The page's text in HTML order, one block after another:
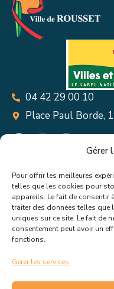
Gérer
Pour offrir les meilleures
telles que les cookies pour
appareils. Le fait de consentir
traiter des données telles que
uniques sur ce site. Le fait de
consentement peut avoir un
fonctions.
Gérer les services
04 42 29 00 10
Place Paul Borde,
Suivez toutes
actualités de
mairie de Rousset. En